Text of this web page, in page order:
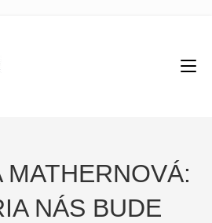
MATHERNOVÁ:
NÁS BUDE